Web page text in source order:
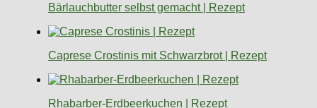
Bärlauchbutter selbst gemacht | Rezept
Caprese Crostinis mit Schwarzbrot | Rezept
Rhabarber-Erdbeerkuchen | Rezept